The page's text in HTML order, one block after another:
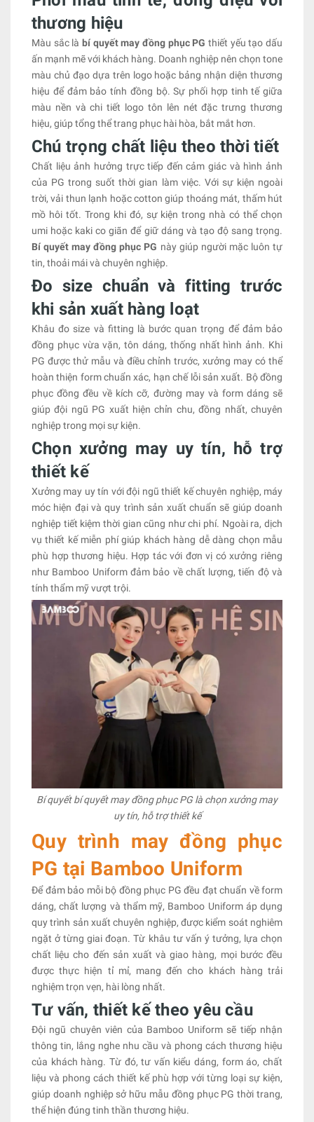
thương hiệu
Màu sắc là bí quyết may đồng phục PG thiết yếu tạo dấu
ấn mạnh mẽ với khách hàng. Doanh nghiệp nên chọn tone
màu chủ đạo dựa trên logo hoặc bảng nhận diện thương
hiệu để đảm bảo tính đồng bộ. Sự phối hợp tinh tế giữa
màu nền và chi tiết logo tôn lên nét đặc trưng thương
hiệu, giúp tổng thể trang phục hài hòa, bắt mắt hơn.
Chú trọng chất liệu theo thời tiết
Chất liệu ảnh hưởng trực tiếp đến cảm giác và hình ảnh
của PG trong suốt thời gian làm việc. Với sự kiện ngoài
trời, vải thun lạnh hoặc cotton giúp thoáng mát, thấm hút
mồ hôi tốt. Trong khi đó, sự kiện trong nhà có thể chọn
umi hoặc kaki co giãn để giữ dáng và tạo độ sang trọng.
Bí quyết may đồng phục PG này giúp người mặc luôn tự
tin, thoải mái và chuyên nghiệp.
Đo size chuẩn và fitting trước
khi sản xuất hàng loạt
Khâu đo size và fitting là bước quan trọng để đảm bảo
đồng phục vừa vặn, tôn dáng, thống nhất hình ảnh. Khi
PG được thử mẫu và điều chỉnh trước, xưởng may có thể
hoàn thiện form chuẩn xác, hạn chế lỗi sản xuất. Bộ đồng
phục đồng đều về kích cỡ, đường may và form dáng sẽ
giúp đội ngũ PG xuất hiện chỉn chu, đồng nhất, chuyên
nghiệp trong mọi sự kiện.
Chọn xưởng may uy tín, hỗ trợ
thiết kế
Xưởng may uy tín với đội ngũ thiết kế chuyên nghiệp, máy
móc hiện đại và quy trình sản xuất chuẩn sẽ giúp doanh
nghiệp tiết kiệm thời gian cũng như chi phí. Ngoài ra, dịch
vụ thiết kế miễn phí giúp khách hàng dễ dàng chọn mẫu
phù hợp thương hiệu. Hợp tác với đơn vị có xưởng riêng
như Bamboo Uniform đảm bảo về chất lượng, tiến độ và
tính thẩm mỹ vượt trội.
Bí quyết bí quyết may đồng phục PG là chọn xưởng may
uy tín, hỗ trợ thiết kế
Quy trình may đồng phục
PG tại Bamboo Uniform
Để đảm bảo mỗi bộ đồng phục PG đều đạt chuẩn về form
dáng, chất lượng và thẩm mỹ, Bamboo Uniform áp dụng
quy trình sản xuất chuyên nghiệp, được kiểm soát nghiêm
ngặt ở từng giai đoạn. Từ khâu tư vấn ý tưởng, lựa chọn
chất liệu cho đến sản xuất và giao hàng, mọi bước đều
được thực hiện tỉ mỉ, mang đến cho khách hàng trải
nghiệm trọn vẹn, hài lòng nhất.
Tư vấn, thiết kế theo yêu cầu
Đội ngũ chuyên viên của Bamboo Uniform sẽ tiếp nhận
thông tin, lắng nghe nhu cầu và phong cách thương hiệu
của khách hàng. Từ đó, tư vấn kiểu dáng, form áo, chất
liệu và phong cách thiết kế phù hợp với từng loại sự kiện,
giúp doanh nghiệp sở hữu mẫu đồng phục PG thời trang,
thể hiện đúng tinh thần thương hiệu.